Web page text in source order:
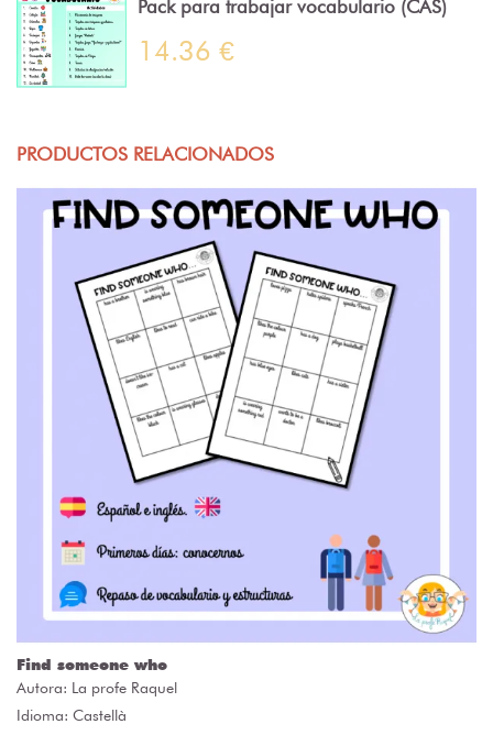
Pack para trabajar vocabulario (CAS)
14.36 €
PRODUCTOS RELACIONADOS
Find someone who
Autora: La profe Raquel
Idioma: Castellà